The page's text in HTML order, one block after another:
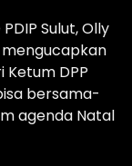
Sulut, Olly
DPP
bersama-
agenda Natal